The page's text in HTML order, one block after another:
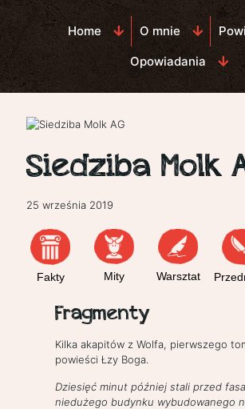
Home O mnie
Opowiadania
Siedziba Molk
25 września 2019
Fakty Mity Warsztat
Fragmenty
Kilka akapitów z Wolfa, pierwszego
powieści Łzy Boga.
Dziesięć minut później stali przed
niedużego budynku wybudowanego